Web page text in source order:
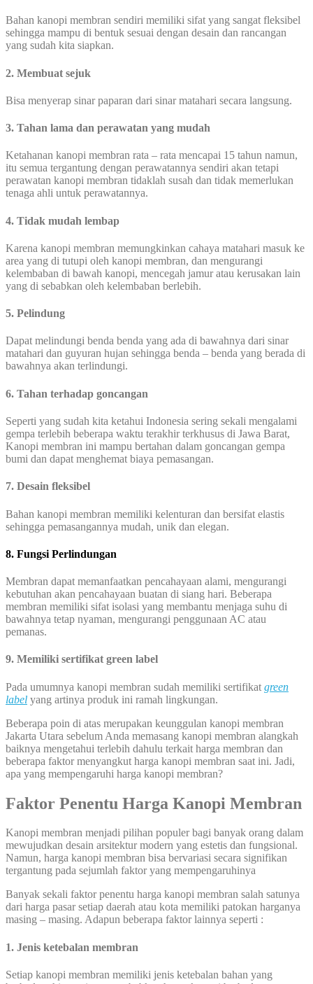
Bahan kanopi membran sendiri memiliki sifat yang sangat fleksibel
sehingga mampu di bentuk sesuai dengan desain dan rancangan
yang sudah kita siapkan.
2. Membuat sejuk
Bisa menyerap sinar paparan dari sinar matahari secara langsung.
3. Tahan lama dan perawatan yang mudah
Ketahanan kanopi membran rata – rata mencapai 15 tahun namun,
itu semua tergantung dengan perawatannya sendiri akan tetapi
perawatan kanopi membran tidaklah susah dan tidak memerlukan
tenaga ahli untuk perawatannya.
4. Tidak mudah lembap
Karena kanopi membran memungkinkan cahaya matahari masuk ke
area yang di tutupi oleh kanopi membran, dan mengurangi
kelembaban di bawah kanopi, mencegah jamur atau kerusakan lain
yang di sebabkan oleh kelembaban berlebih.
5. Pelindung
Dapat melindungi benda benda yang ada di bawahnya dari sinar
matahari dan guyuran hujan sehingga benda – benda yang berada di
bawahnya akan terlindungi.
6. Tahan terhadap goncangan
Seperti yang sudah kita ketahui Indonesia sering sekali mengalami
gempa terlebih beberapa waktu terakhir terkhusus di Jawa Barat,
Kanopi membran ini mampu bertahan dalam goncangan gempa
bumi dan dapat menghemat biaya pemasangan.
7. Desain fleksibel
Bahan kanopi membran memiliki kelenturan dan bersifat elastis
sehingga pemasangannya mudah, unik dan elegan.
8. Fungsi Perlindungan
Membran dapat memanfaatkan pencahayaan alami, mengurangi
kebutuhan akan pencahayaan buatan di siang hari. Beberapa
membran memiliki sifat isolasi yang membantu menjaga suhu di
bawahnya tetap nyaman, mengurangi penggunaan AC atau
pemanas.
9. Memiliki sertifikat green label
Pada umumnya kanopi membran sudah memiliki sertifikat green
label yang artinya produk ini ramah lingkungan.
Beberapa poin di atas merupakan keunggulan kanopi membran
Jakarta Utara sebelum Anda memasang kanopi membran alangkah
baiknya mengetahui terlebih dahulu terkait harga membran dan
beberapa faktor menyangkut harga kanopi membran saat ini. Jadi,
apa yang mempengaruhi harga kanopi membran?
Faktor Penentu Harga Kanopi Membran
Kanopi membran menjadi pilihan populer bagi banyak orang dalam
mewujudkan desain arsitektur modern yang estetis dan fungsional.
Namun, harga kanopi membran bisa bervariasi secara signifikan
tergantung pada sejumlah faktor yang mempengaruhinya
Banyak sekali faktor penentu harga kanopi membran salah satunya
dari harga pasar setiap daerah atau kota memiliki patokan harganya
masing – masing. Adapun beberapa faktor lainnya seperti :
1. Jenis ketebalan membran
Setiap kanopi membran memiliki jenis ketebalan bahan yang